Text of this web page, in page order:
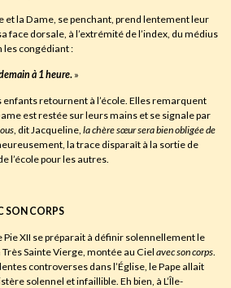
et la Dame, se penchant, prend lentement leur
face dorsale, à l’extrémité de l’index, du médius
les congédiant :
à 1heure. »
retournent à l’école. Elles remarquent
est restée sur leurs mains et se signale par
, dit Jacqueline, la chère sœur sera bien obligée de
la trace disparaît à la sortie de
l’école pour les autres.
SON CORPS
Pie XII se préparait à définir solennellement le
Sainte Vierge, montée au Ciel avec son corps.
controverses dans l’Église, le Pape allait
solennel et infaillible. Eh bien, à L’Île-